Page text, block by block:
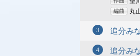
編曲 丸
追分み
追分み